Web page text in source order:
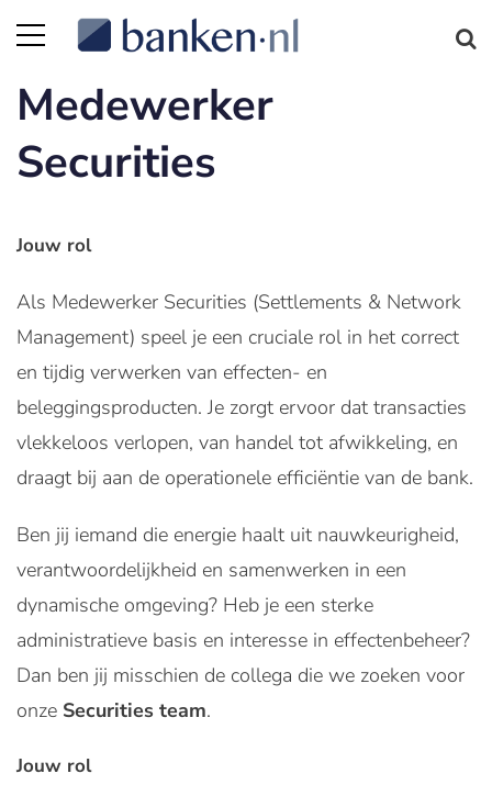
Medewerker
Securities
Jouw rol
Als Medewerker Securities (Settlements & Network
Management) speel je een cruciale rol in het correct
en tijdig verwerken van effecten- en
beleggingsproducten. Je zorgt ervoor dat transacties
vlekkeloos verlopen, van handel tot afwikkeling, en
draagt bij aan de operationele efficiëntie van de bank.
Ben jij iemand die energie haalt uit nauwkeurigheid,
verantwoordelijkheid en samenwerken in een
dynamische omgeving? Heb je een sterke
administratieve basis en interesse in effectenbeheer?
Dan ben jij misschien de collega die we zoeken voor
onze Securities team.
Jouw rol